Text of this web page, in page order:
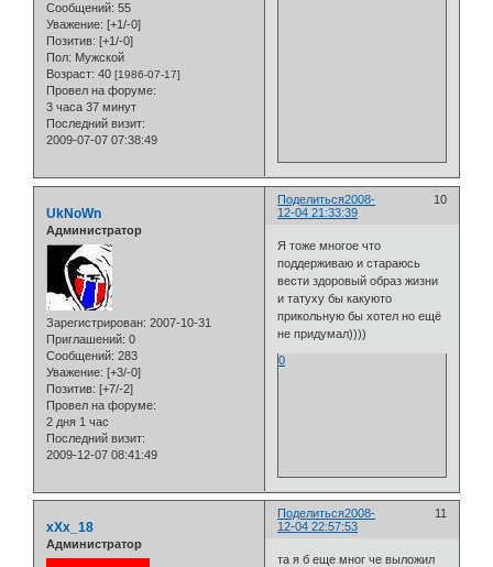
Сообщений: 55
Уважение: [+1/-0]
Позитив: [+1/-0]
Пол: Мужской
Возраст: 40 [1986-07-17]
Провел на форуме:
3 часа 37 минут
Последний визит:
2009-07-07 07:38:49
Поделиться 10
2008-
12-04 21:33:39
UkNoWn
Администратор
Зарегистрирован: 2007-10-31
Приглашений: 0
Сообщений: 283
Уважение: [+3/-0]
Позитив: [+7/-2]
Провел на форуме:
2 дня 1 час
Последний визит:
2009-12-07 08:41:49
Я тоже многое что
поддерживаю и стараюсь
вести здоровый образ жизни
и татуху бы какуюто
прикольную бы хотел но ещё
не придумал))))
0
Поделиться 11
2008-
12-04 22:57:53
xXx_18
Администратор
та я б еще мног че выложил